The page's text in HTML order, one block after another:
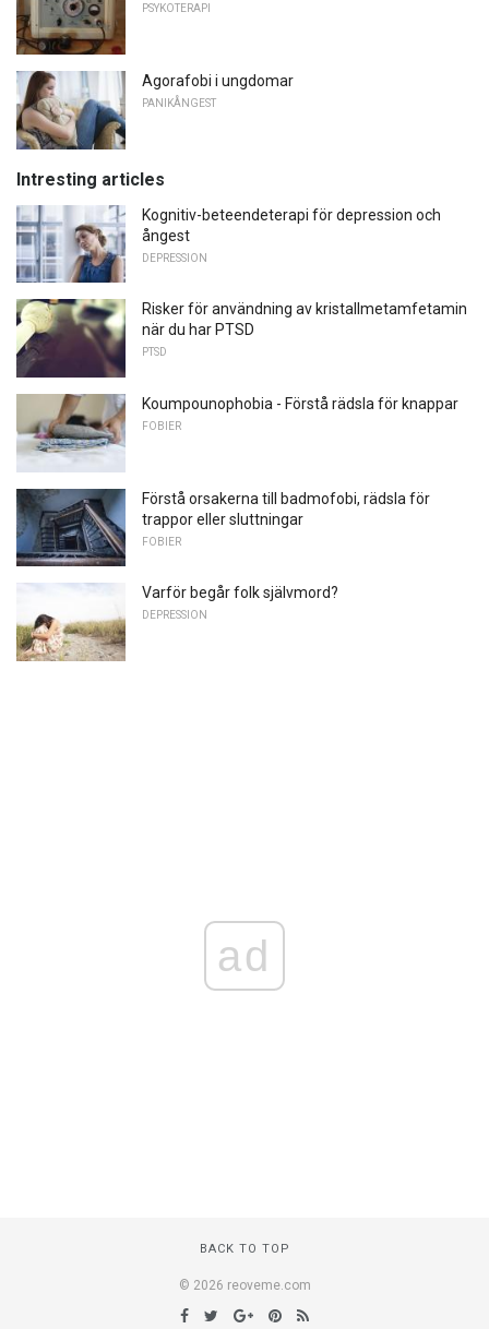
PSYKOTERAPI
Agorafobi i ungdomar
PANIKÅNGEST
Intresting articles
Kognitiv-beteendeterapi för depression och
ångest
DEPRESSION
Risker för användning av kristallmetamfetamin
när du har PTSD
PTSD
Koumpounophobia - Förstå rädsla för knappar
FOBIER
Förstå orsakerna till badmofobi, rädsla för
trappor eller sluttningar
FOBIER
Varför begår folk självmord?
DEPRESSION
ad
BACK TO TOP
© 2026 reoveme.com